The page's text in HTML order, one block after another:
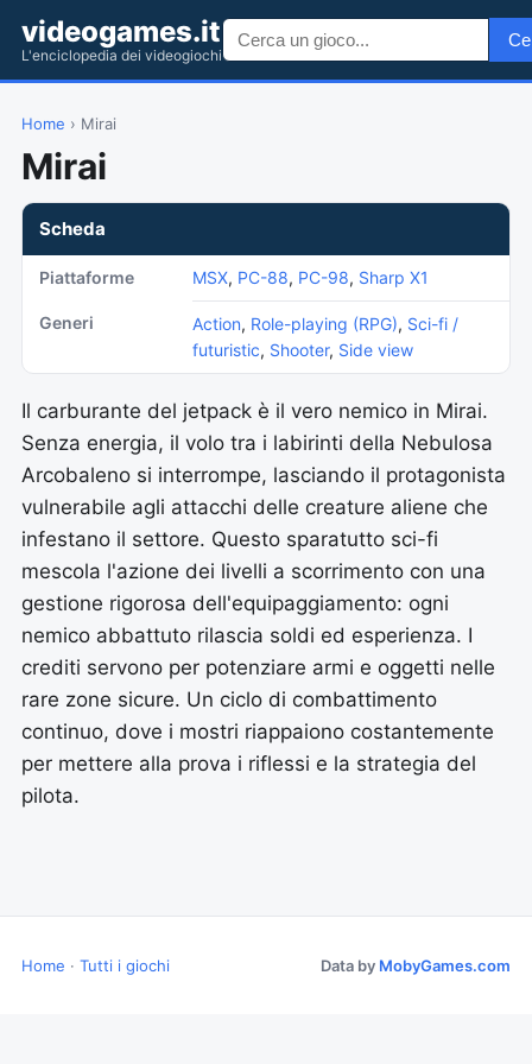
videogames.it
L'enciclopedia dei videogiochi
Home › Mirai
Mirai
Scheda
Piattaforme MSX, PC-88, PC-98, Sharp X1
Generi Action, Role-playing (RPG), Sci-fi /
futuristic, Shooter, Side view
Il carburante del jetpack è il vero nemico in Mirai.
Senza energia, il volo tra i labirinti della Nebulosa
Arcobaleno si interrompe, lasciando il protagonista
vulnerabile agli attacchi delle creature aliene che
infestano il settore. Questo sparatutto sci-fi
mescola l'azione dei livelli a scorrimento con una
gestione rigorosa dell'equipaggiamento: ogni
nemico abbattuto rilascia soldi ed esperienza. I
crediti servono per potenziare armi e oggetti nelle
rare zone sicure. Un ciclo di combattimento
continuo, dove i mostri riappaiono costantemente
per mettere alla prova i riflessi e la strategia del
pilota.
Home · Tutti i giochi Data by MobyGames.com